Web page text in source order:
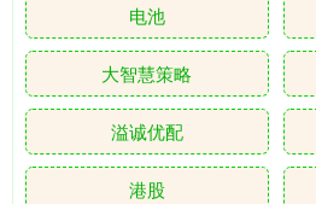
电池
大智慧策略
溢诚优配
港股